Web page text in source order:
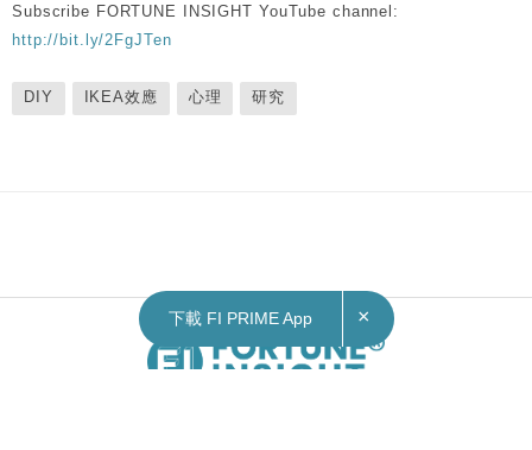
Subscribe FORTUNE INSIGHT YouTube channel:
http://bit.ly/2FgJTen
DIY IKEA效應 心理 研究
下載 FI PRIME App ×